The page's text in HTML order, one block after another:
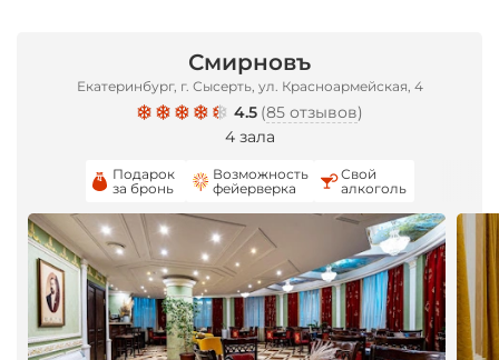
Смирновъ
Екатеринбург, г. Сысерть, ул. Красноармейская, 4
4.5 (85 отзывов)
4 зала
Подарок
за бронь
Возможность
фейерверка
Свой
алкоголь
*